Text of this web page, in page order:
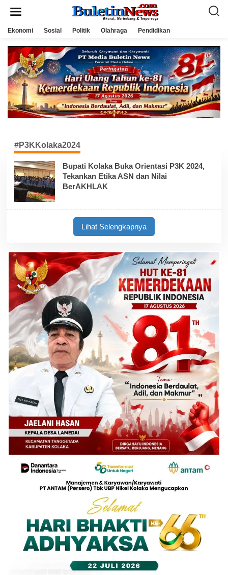
Ekonomi Sosial Politik Olahraga Pendidikan
#P3KKolaka2024
Bupati Kolaka Buka Orientasi P3K 2024,
Tekankan Etika ASN dan Nilai
BerAKHLAK
Lihat Selengkapnya